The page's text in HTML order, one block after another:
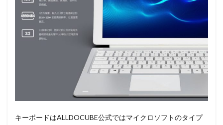
キーボードはALLDOCUBE公式ではマイクロソフトのタイプ